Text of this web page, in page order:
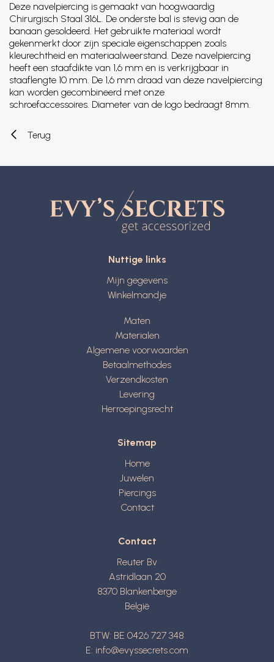
Deze navelpiercing is gemaakt van hoogwaardig
Chirurgisch Staal 316L. De onderste bal is stevig aan de
banaan gesoldeerd. Het gebruikte materiaal wordt
gekenmerkt door zijn speciale eigenschappen zoals
kleurechtheid en materiaalweerstand. Deze navelpiercing
heeft een staafdikte van 1,6 mm en is verkrijgbaar in
staaflengte 10 mm. De 1,6 mm draad van deze navelpiercing
kan worden gecombineerd met onze
schroefaccessoires. Diameter van de logo bedraagt 8mm.
Terug
Nuttige links
Mijn gegevens
Winkelmandje
Maten
Materialen
Algemene voorwaarden
Betaalmethodes
Verzendkosten
Levering
Herroepingsrecht
Sitemap
Home
Juwelen
Piercings
Contact
Contact
Reuter Bv
Astridlaan 20
8370 Blankenberge
België
BTW: BE 0426 727 348
E: info@evyssecrets.com